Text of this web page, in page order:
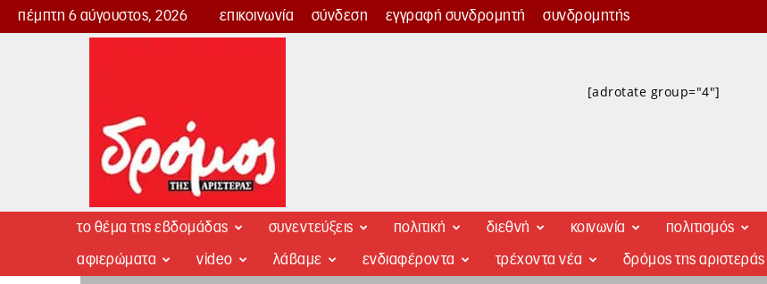
πέμπτη 6 αύγουστος, 2026 επικοινωνία σύνδεση εγγραφή συνδρομητή συνδρομητής
Δρόμος
[adrotate group="4"]
το θέμα της εβδομάδας συνεντεύξεις πολιτική διεθνή κοινωνία πολιτισμός
αφιερώματα video λάβαμε ενδιαφέροντα τρέχοντα νέα δρόμος της αριστεράς